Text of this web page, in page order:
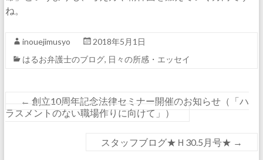
ね。
inouejimusyo
2018年5月1日
はるお弁護士のブログ, 日々の所感・エッセイ
← 創立10周年記念法律セミナー開催のお知らせ（「ハ
ラスメントのない職場作りに向けて」）
スタッフブログ★Ｈ30.5月号★ →